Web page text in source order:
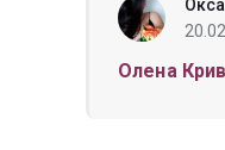
Олена